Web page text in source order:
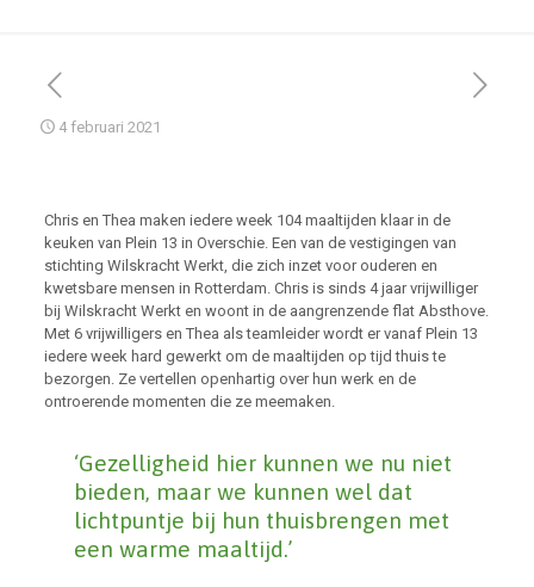
4 februari 2021
Chris en Thea maken iedere week 104 maaltijden klaar in de
keuken van Plein 13 in Overschie. Een van de vestigingen van
stichting Wilskracht Werkt, die zich inzet voor ouderen en
kwetsbare mensen in Rotterdam. Chris is sinds 4 jaar vrijwilliger
bij Wilskracht Werkt en woont in de aangrenzende flat Absthove.
Met 6 vrijwilligers en Thea als teamleider wordt er vanaf Plein 13
iedere week hard gewerkt om de maaltijden op tijd thuis te
bezorgen. Ze vertellen openhartig over hun werk en de
ontroerende momenten die ze meemaken.
‘Gezelligheid hier kunnen we nu niet
bieden, maar we kunnen wel dat
lichtpuntje bij hun thuisbrengen met
een warme maaltijd.’